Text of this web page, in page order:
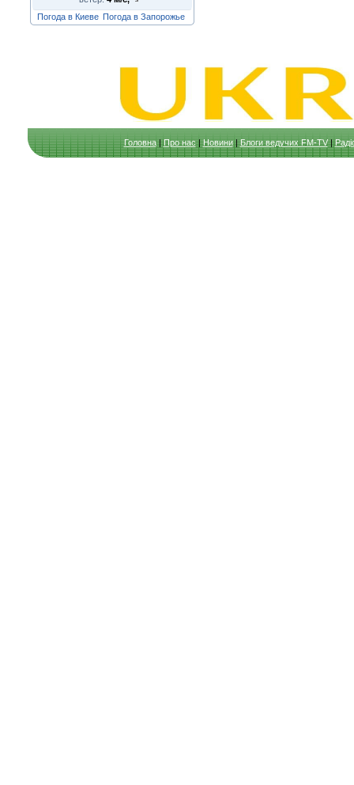
Погода в Киеве Погода в Запорожье
Головна|Про нас|Новини|Блоги ведучих FM-TV|